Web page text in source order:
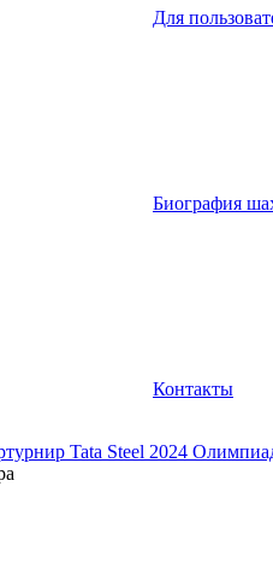
Для
Биография
Контакты
Tata Steel 2024